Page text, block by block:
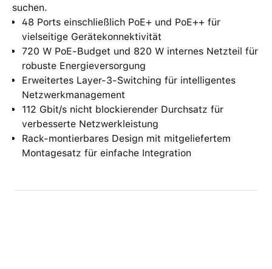
suchen.
48 Ports einschließlich PoE+ und PoE++ für
vielseitige Gerätekonnektivität
720 W PoE-Budget und 820 W internes Netzteil für
robuste Energieversorgung
Erweitertes Layer-3-Switching für intelligentes
Netzwerkmanagement
112 Gbit/s nicht blockierender Durchsatz für
verbesserte Netzwerkleistung
Rack-montierbares Design mit mitgeliefertem
Montagesatz für einfache Integration